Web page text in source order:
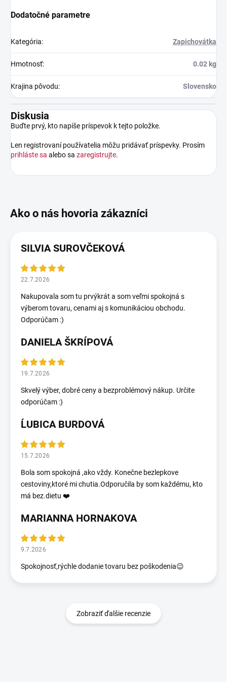
Dodatočné parametre
Kategória: Zapichovátka
Hmotnosť: 0.02 kg
Krajina pôvodu: Slovensko
Diskusia
Buďte prvý, kto napíše príspevok k tejto položke.
Len registrovaní používatelia môžu pridávať príspevky. Prosím
prihláste sa alebo sa zaregistrujte.
SILVIA SUROVČEKOVÁ
22.7.2026
Nakupovala som tu prvýkrát a som veľmi spokojná s
výberom tovaru, cenami aj s komunikáciou obchodu.
Odporúčam :)
DANIELA ŠKRÍPOVÁ
19.7.2026
Skvelý výber, dobré ceny a bezproblémový nákup. Určite
odporúčam :)
ĹUBICA BURDOVÁ
15.7.2026
Bola som spokojná ,ako vždy. Konečne bezlepkove
cestoviny,ktoré mi chutia.Odporučila by som každému, kto
má bez.dietu ❤️
MARIANNA HORNAKOVA
9.7.2026
Spokojnosť,rýchle dodanie tovaru bez poškodenia😉
Zobraziť ďalšie recenzie